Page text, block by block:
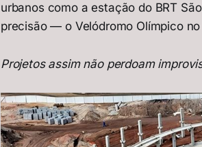
urbanos como a estação do BRT
precisão — o Velódromo Olímpico
Projetos assim não perdoam